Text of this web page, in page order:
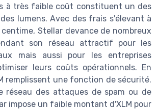
à très faible coût constituent un des
lumens. Avec des frais s'élevant à
Stellar devance de nombreux
son réseau attractif pour les
mais aussi pour les entreprises
leurs coûts opérationnels. En
remplissent une fonction de sécurité.
réseau des attaques de spam ou de
impose un faible montant d'XLM pour